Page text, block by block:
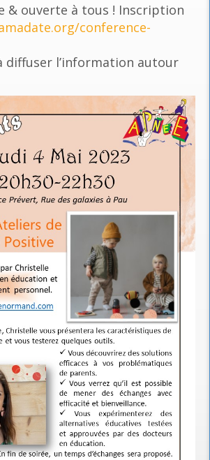
& ouverte à tous ! Inscription
conference-
diffuser l’information autour